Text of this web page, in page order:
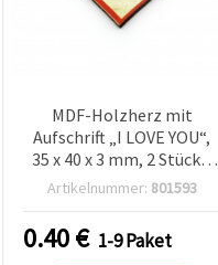
MDF-Holzherz mit
Aufschrift „I LOVE YOU“,
35 x 40 x 3 mm, 2 Stück –
Basteln & Deko
Artikelnummer: 801593
0.40€ 1-9 Paket